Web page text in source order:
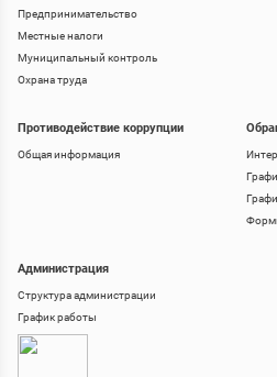
Предпринимательство
Местные налоги
Муниципальный контроль
Охрана труда
Противодействие коррупции
Общая информация
Администрация
Структура администрации
График работы